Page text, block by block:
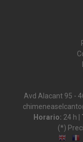
Avd Alacant 95 -
Horario: 24 h |
(*)